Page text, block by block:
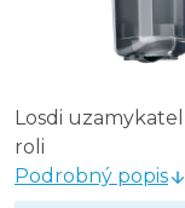
Losdi
roli
Podrobný popis